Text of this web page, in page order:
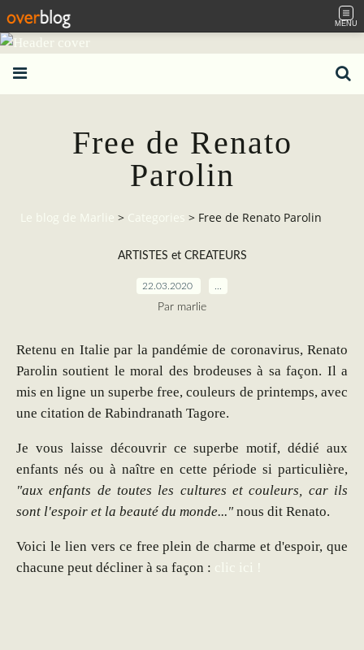
MENU
Free de Renato
Parolin
Le blog de Marlie > Categories > Free de Renato Parolin
ARTISTES et CREATEURS
22.03.2020
Par marlie
Retenu en Italie par la pandémie de coronavirus, Renato
Parolin soutient le moral des brodeuses à sa façon. Il a
mis en ligne un superbe free, couleurs de printemps, avec
une citation de Rabindranath Tagore.
Je vous laisse découvrir ce superbe motif, dédié aux
enfants nés ou à naître en cette période si particulière,
"aux enfants de toutes les cultures et couleurs, car ils
sont l'espoir et la beauté du monde..." nous dit Renato.
Voici le lien vers ce free plein de charme et d'espoir, que
chacune peut décliner à sa façon : clic ici !